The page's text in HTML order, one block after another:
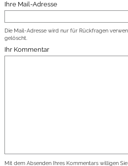
Ihre Mail-Adresse
Die Mail-Adresse wird nur für Rückfragen
gelöscht.
Ihr Kommentar
Mit dem Absenden Ihres Kommentars willigen